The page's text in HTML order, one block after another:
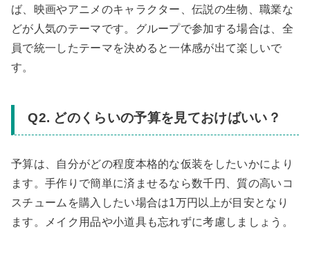
ば、映画やアニメのキャラクター、伝説の生物、職業な
どが人気のテーマです。グループで参加する場合は、全
員で統一したテーマを決めると一体感が出て楽しいで
す。
Q2. どのくらいの予算を見ておけばいい？
予算は、自分がどの程度本格的な仮装をしたいかにより
ます。手作りで簡単に済ませるなら数千円、質の高いコ
スチュームを購入したい場合は1万円以上が目安となり
ます。メイク用品や小道具も忘れずに考慮しましょう。